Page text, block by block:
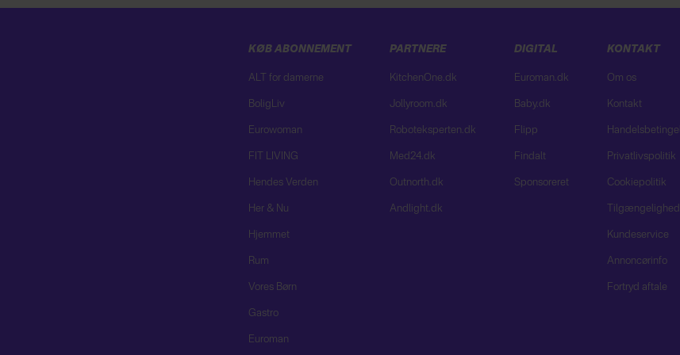
KØB ABONNEMENT
ALT for damerne
BoligLiv
Eurowoman
FIT LIVING
Hendes Verden
Her & Nu
Hjemmet
Rum
Vores Børn
Gastro
Euroman
PARTNERE
KitchenOne.dk
Jollyroom.dk
Roboteksperten.dk
Med24.dk
Outnorth.dk
Andlight.dk
DIGITAL
Euroman.dk
Baby.dk
Flipp
Findalt
Sponsoreret
KONTAKT
Om os
Kontakt
Privatlivspolitik
Cookiepolitik
Kundeservice
Annoncørinfo
Fortryd aftale